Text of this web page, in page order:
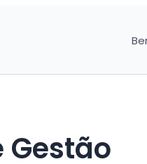
Gestão